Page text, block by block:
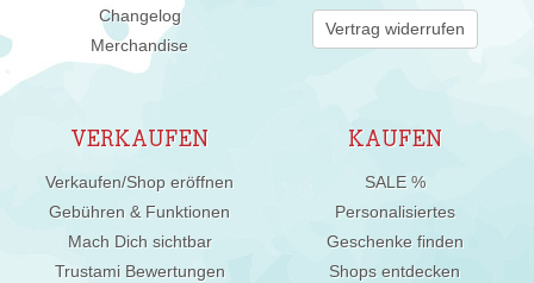
Changelog
Merchandise
Vertrag widerrufen
VERKAUFEN
Verkaufen/Shop eröffnen
Gebühren & Funktionen
Mach Dich sichtbar
Trustami Bewertungen
KAUFEN
SALE %
Personalisiertes
Geschenke finden
Shops entdecken